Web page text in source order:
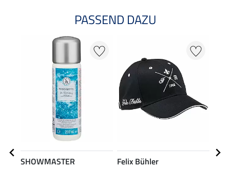
PASSEND DAZU
SHOWMASTER
Felix Bühler